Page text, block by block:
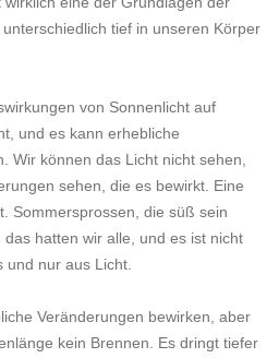
tief in unseren Körper
von Sonnenlicht auf
und es kann erhebliche
Wir können das Licht nicht sehen,
sehen, die es bewirkt. Eine
Sommersprossen, die süß sein
hatten wir alle, und es ist nicht
und nur aus Licht.
Veränderungen bewirken, aber
kein Brennen. Es dringt tiefer